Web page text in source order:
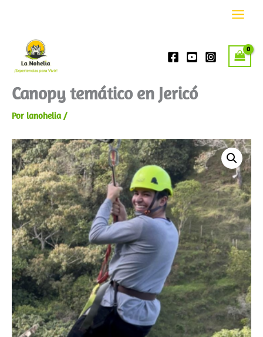
Canopy temático en Jericó
Por lanohelia/
Canopy
temático
en
Jericó
cantidad